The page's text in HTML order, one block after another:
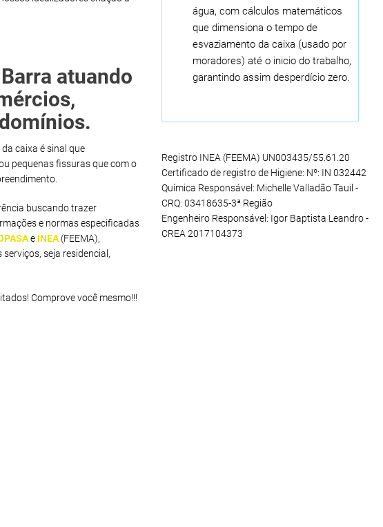
atuando
caixa é sinal que
pequenas fissuras que com o
buscando trazer
e normas especificadas
e INEA(FEEMA),
seja residencial,
Comprove você mesmo!!!
água, com cálculos matemáticos
que dimensiona o tempo de
esvaziamento da caixa (usado por
moradores) até o inicio do trabalho,
garantindo assim desperdício zero.
Registro INEA (FEEMA) UN003435/55.61.20
Certificado de registro de Higiene: Nº: IN 032442
Química Responsável: Michelle Valladão Tauil -
CRQ: 03418635-3ª Região
Engenheiro Responsável: Igor Baptista Leandro -
CREA 2017104373